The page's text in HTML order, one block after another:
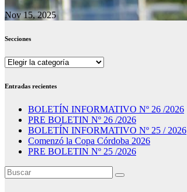
Nov 15, 2025
Secciones
Secciones
Entradas recientes
BOLETÍN INFORMATIVO Nº 26 /2026
PRE BOLETIN Nº 26 /2026
BOLETÍN INFORMATIVO Nº 25 / 2026
Comenzó la Copa Córdoba 2026
PRE BOLETIN Nº 25 /2026